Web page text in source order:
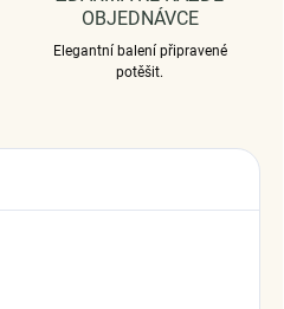
OBJEDNÁVCE
Elegantní balení připravené
potěšit.